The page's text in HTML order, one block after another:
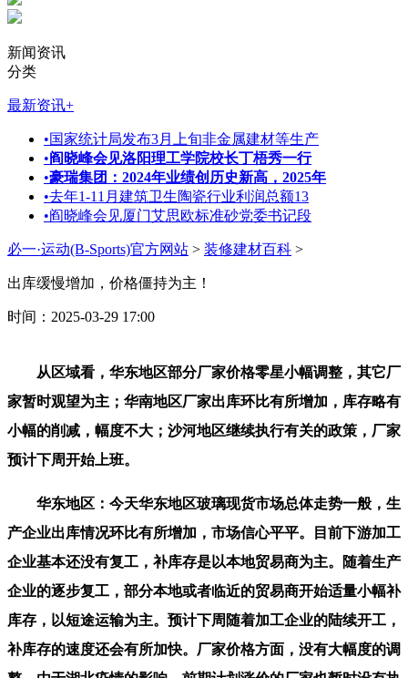
新闻资讯
分类
最新资讯+
•国家统计局发布3月上旬非金属建材等生产
•阎晓峰会见洛阳理工学院校长丁梧秀一行
•豪瑞集团：2024年业绩创历史新高，2025年
•去年1-11月建筑卫生陶瓷行业利润总额13
•阎晓峰会见厦门艾思欧标准砂党委书记段
必一·运动(B-Sports)官方网站 > 装修建材百科 >
出库缓慢增加，价格僵持为主！
时间：2025-03-29 17:00
从区域看，华东地区部分厂家价格零星小幅调整，其它厂
家暂时观望为主；华南地区厂家出库环比有所增加，库存略有
小幅的削减，幅度不大；沙河地区继续执行有关的政策，厂家
预计下周开始上班。
华东地区：今天华东地区玻璃现货市场总体走势一般，生
产企业出库情况环比有所增加，市场信心平平。目前下游加工
企业基本还没有复工，补库存是以本地贸易商为主。随着生产
企业的逐步复工，部分本地或者临近的贸易商开始适量小幅补
库存，以短途运输为主。预计下周随着加工企业的陆续开工，
补库存的速度还会有所加快。厂家价格方面，没有大幅度的调